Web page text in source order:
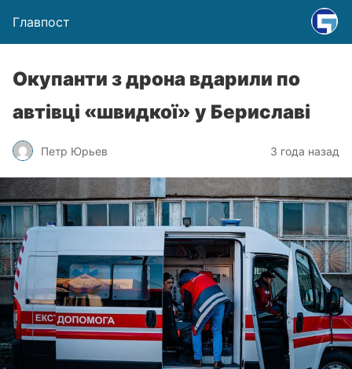
Главпост
Окупанти з дрона вдарили по
автівці «швидкої» у Бериславі
Петр Юрьев 3 года назад